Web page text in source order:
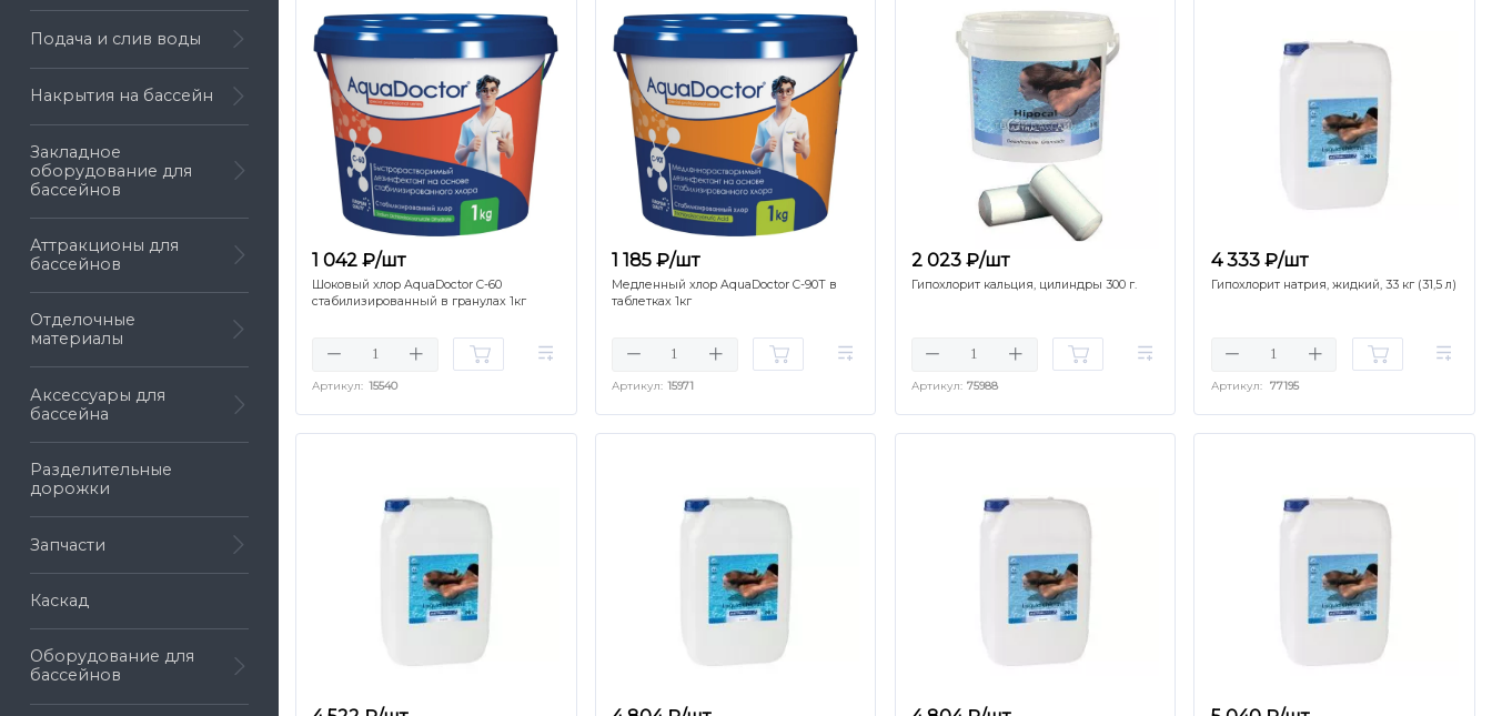
Подача и слив воды
Накрытия на бассейн
Закладное
оборудование для
бассейнов
Аттракционы для
бассейнов
Отделочные
материалы
Аксессуары для
бассейна
Разделительные
дорожки
Запчасти
Каскад
Оборудование для
бассейнов
1 042 ₽/шт
Шоковый хлор AquaDoctor C-60
стабилизированный в гранулах 1кг
Артикул: 15540
1 185 ₽/шт
Медленный хлор AquaDoctor C-90T в
таблетках 1кг
Артикул: 15971
2 023 ₽/шт
Гипохлорит кальция, цилиндры 300 г.
Артикул: 75988
4 333 ₽/шт
Гипохлорит натрия, жидкий, 33 кг (31,5 л)
Артикул: 77195